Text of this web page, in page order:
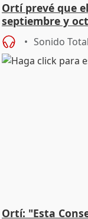
Ortí prevé que
septiembre y
Sonido
Ortí: "Esta